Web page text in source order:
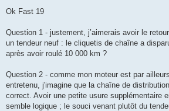
s
g
Ok Fast 19
Question 1 - justement, j’aimerais avoir le
un tendeur neuf : le cliquetis de chaîne a
après avoir roulé 10 000 km ?
Question 2 - comme mon moteur est par
entretenu, j'imagine que la chaîne de
correct. Avoir une petite usure supplémentaire
semble logique ; le souci venant plutôt du